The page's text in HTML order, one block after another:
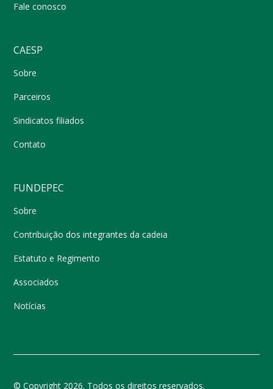
Fale conosco
CAESP
Sobre
Parceiros
Sindicatos filiados
Contato
FUNDEPEC
Sobre
Contribuição dos integrantes da cadeia
Estatuto e Regimento
Associados
Notícias
© Copyright 2026. Todos os direitos reservados.